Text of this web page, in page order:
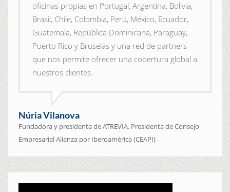
oficinas propias en Portugal, Argentina, Bolivia,
Brasil, Chile, Colombia, Perú, México, Ecuador,
Guatemala, República Dominicana, Paraguay,
Puerto Rico y Bruselas y una red de partners
que nos permite ofrecer una cobertura global a
nuestros clientes.
Núria Vilanova
Fundadora y presidenta de ATREVIA. Presidenta de Consejo
Empresarial Alianza por Iberoamérica (CEAPI)